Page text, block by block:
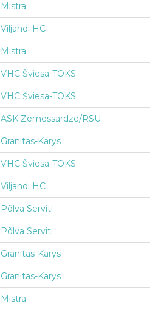
Mistra
Viljandi HC
Mistra
VHC Šviesa-TOKS
VHC Šviesa-TOKS
ASK Zemessardze/RSU
Granitas-Karys
VHC Šviesa-TOKS
Viljandi HC
Põlva Serviti
Põlva Serviti
Granitas-Karys
Granitas-Karys
Mistra